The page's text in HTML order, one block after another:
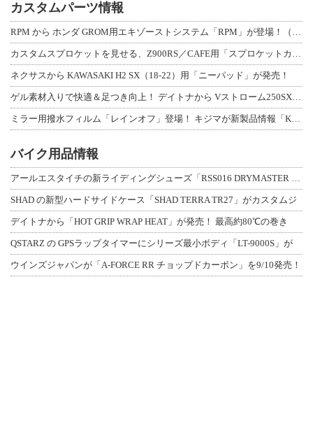
カスタムパーツ情報
RPM から ホンダ GROM用エキゾーストシステム「RPM」が登場！（動画あり
カスタムスプロケットを見せる、Z900RS／CAFE用「スプロケットカバーフルキ
ネクサスから KAWASAKI H2 SX（18-22）用「ニーパッド」が発売！
ゲル素材入りで快適＆足つき向上！ デイトナから Vストローム250SX用「快適ロ
ミラー用撥水フィルム「レインオフ」登場！ キジマが新製品情報「KIJIMA NE
バイク用品情報
アールエスタイチの新ライディングシューズ「RSS016 DRYMASTER スト
SHAD の新型ハードサイドケース「SHAD TERRA TR27」がカスタムジ
デイトナから「HOT GRIP WRAP HEAT」が発売！ 最高約80℃の巻き
QSTARZ の GPSラップタイマーにシリーズ最小ボディ「LT-9000S」が
ウインズジャパンが「A-FORCE RR チョップドカーボン」を9/10発売！